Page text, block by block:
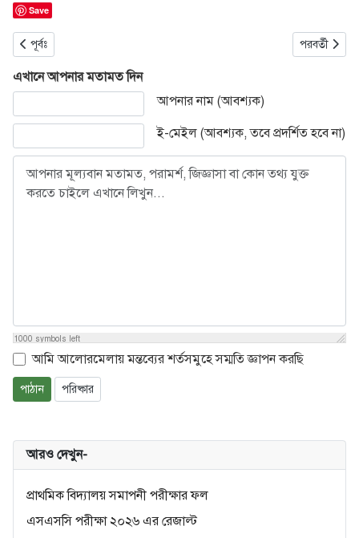
Save
আগের নিবন্ধ: এইচএসসি ও সমমানের পরীক্ষার ফল প্রকাশ
পূর্বঃ পরবর্তী
পরবর্তী
এখানে আপনার মতামত দিন
আপনার নাম (আবশ্যক)
ই-মেইল (আবশ্যক, তবে প্রদর্শিত হবে না)
আপনার মূল্যবান মতামত, পরামর্শ, জিজ্ঞাসা বা কোন তথ্য যুক্ত করতে
1000 symbols left
আমি আলোরমেলায় মন্তব্যের শর্তসমুহে সম্মতি জ্ঞাপন করছি
পাঠান পরিষ্কার
আরও দেখুন-
প্রাথমিক বিদ্যালয় সমাপনী পরীক্ষার ফল
এসএসসি পরীক্ষা ২০২৬ এর রেজাল্ট